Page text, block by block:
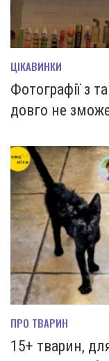
ЦІКАВИНКИ
Фотографії з
довго не
ПРО ТВАРИН
15+ тварин,